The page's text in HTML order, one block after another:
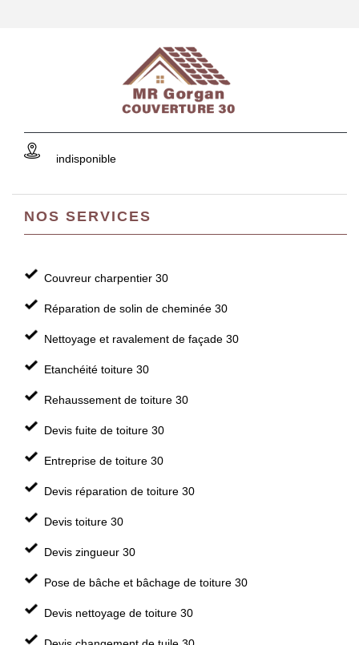
indisponible
NOS SERVICES
Couvreur charpentier 30
Réparation de solin de cheminée 30
Nettoyage et ravalement de façade 30
Etanchéité toiture 30
Rehaussement de toiture 30
Devis fuite de toiture 30
Entreprise de toiture 30
Devis réparation de toiture 30
Devis toiture 30
Devis zingueur 30
Pose de bâche et bâchage de toiture 30
Devis nettoyage de toiture 30